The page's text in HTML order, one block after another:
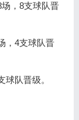
，8支球队晋
，4支球队晋
队晋级。